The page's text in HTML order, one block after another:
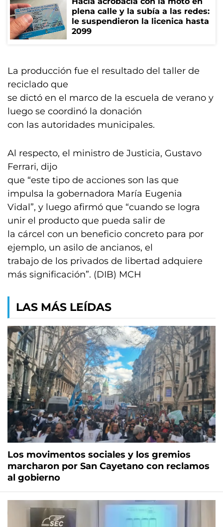
plena calle y la subía a las redes:
le suspendieron la licenica hasta
2099
La producción fue el resultado del taller de
reciclado que
se dictó en el marco de la escuela de verano y
luego se coordinó la donación
con las autoridades municipales.
Al respecto, el ministro de Justicia, Gustavo
Ferrari, dijo
que “este tipo de acciones son las que
impulsa la gobernadora María Eugenia
Vidal”, y luego afirmó que “cuando se logra
unir el producto que pueda salir de
la cárcel con un beneficio concreto para por
ejemplo, un asilo de ancianos, el
trabajo de los privados de libertad adquiere
más significación”. (DIB) MCH
LAS MÁS LEÍDAS
Los movimentos sociales y los gremios
marcharon por San Cayetano con reclamos
al gobierno